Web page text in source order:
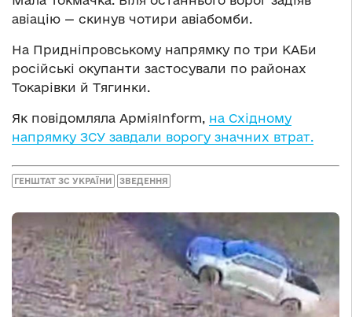
авіацію — скинув чотири авіабомби.
На Придніпровському напрямку по три КАБи
російські окупанти застосували по районах
Токарівки й Тягинки.
Як повідомляла АрміяInform, на Східному
напрямку ЗСУ завдали ворогу значних втрат.
ГЕНШТАТ ЗС УКРАЇНИ ЗВЕДЕННЯ